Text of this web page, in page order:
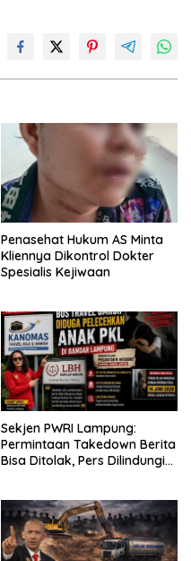
Penasehat Hukum AS Minta
Kliennya Dikontrol Dokter
Spesialis Kejiwaan
Sekjen PWRI Lampung:
Permintaan Takedown Berita
Bisa Ditolak, Pers Dilindungi